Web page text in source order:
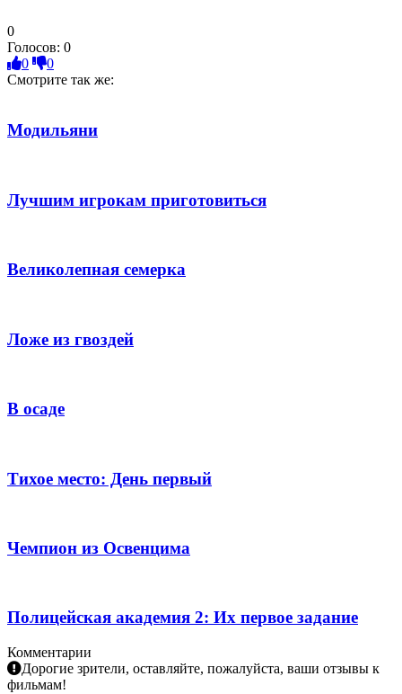
0
Голосов: 0
0
0
Смотрите так же:
Модильяни
Лучшим игрокам приготовиться
Великолепная семерка
Ложе из гвоздей
В осаде
Тихое место: День первый
Чемпион из Освенцима
Полицейская академия 2: Их первое задание
Комментарии
Дорогие зрители, оставляйте, пожалуйста, ваши отзывы к
фильмам!